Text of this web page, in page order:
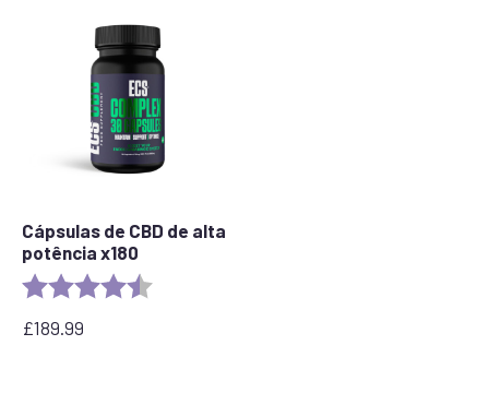
Cápsulas de CBD de alta
potência x180
Rating:
£189.99